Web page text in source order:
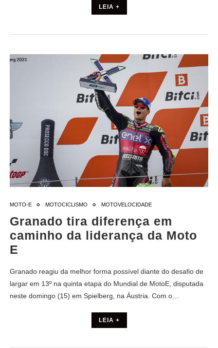
LEIA +
MOTO-E MOTOCICLISMO MOTOVELOCIDADE
Granado tira diferença em
caminho da liderança da Moto
E
Granado reagiu da melhor forma possível diante do desafio de
largar em 13º na quinta etapa do Mundial de MotoE, disputada
neste domingo (15) em Spielberg, na Áustria. Com o…
LEIA +